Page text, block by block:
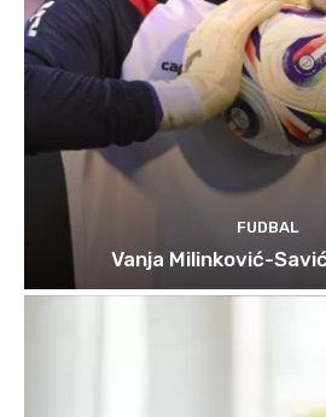
FUDBAL
Vanja Milinković-